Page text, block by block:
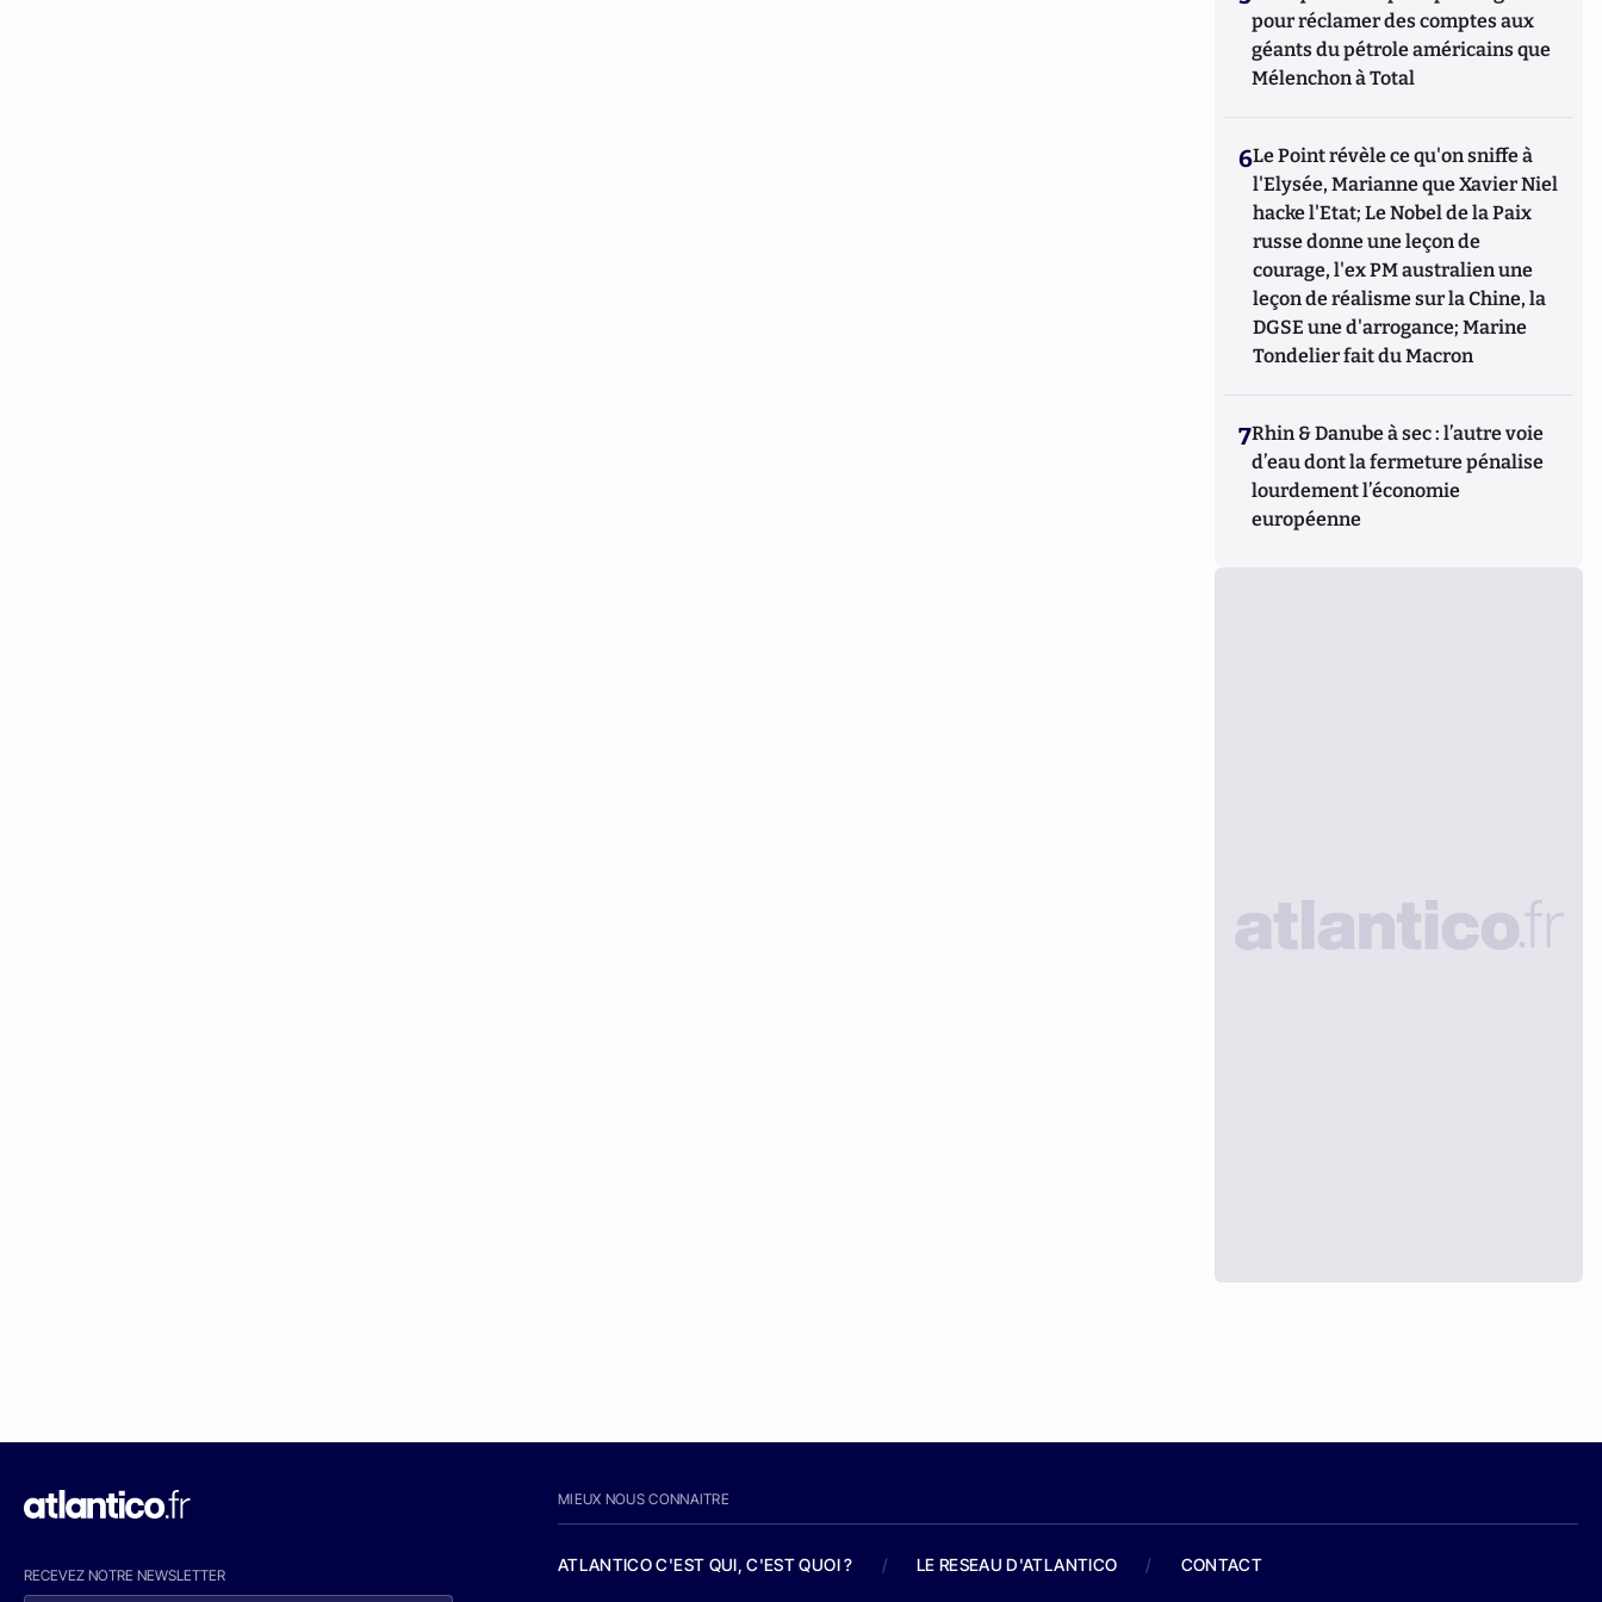
pour réclamer des comptes aux
géants du pétrole américains que
Mélenchon à Total
6Le Point révèle ce qu'on sniffe à
l'Elysée, Marianne que Xavier Niel
hacke l'Etat; Le Nobel de la Paix
russe donne une leçon de
courage, l'ex PM australien une
leçon de réalisme sur la Chine, la
DGSE une d'arrogance; Marine
Tondelier fait du Macron
7Rhin & Danube à sec : l’autre voie
d’eau dont la fermeture pénalise
lourdement l’économie
européenne
RECEVEZ NOTRE NEWSLETTER
MIEUX NOUS CONNAITRE
ATLANTICO C'EST QUI, C'EST QUOI ? / LE RESEAU D'ATLANTICO / CONTACT